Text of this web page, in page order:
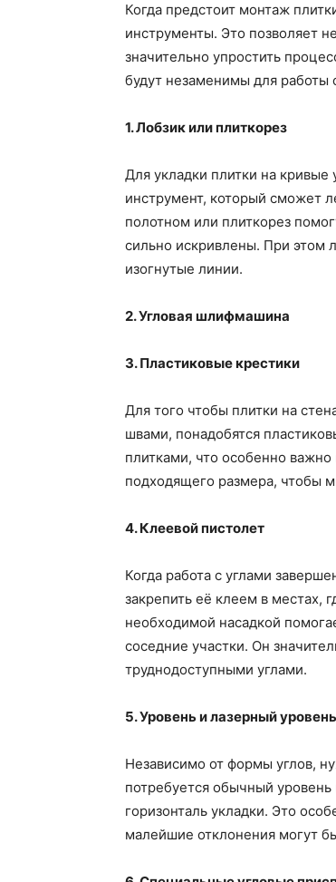
Когда предстоит монтаж
инструменты. Это позволяет
значительно упростить
будут незаменимы для работы
1. Лобзик или плиткорез
Для укладки плитки на
инструмент, который сможет
полотном или плиткорез
сильно искривлены. При этом
изогнутые линии.
2. Угловая шлифмашина
3. Пластиковые крестики
Для того чтобы плитки на
швами, понадобятся
плитками, что особенно
подходящего размера, чтобы
4. Клеевой пистолет
Когда работа с углами
закрепить её клеем в местах,
необходимой насадкой
соседние участки. Он
труднодоступными углами.
5. Уровень и лазерный уровень
Независимо от формы углов,
потребуется обычный
горизонталь укладки. Это
малейшие отклонения могут